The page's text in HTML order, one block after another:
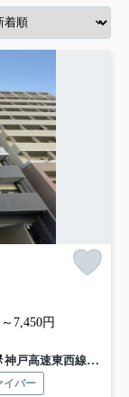
7,450円
神戸高速東西線「新開地」駅 徒歩3分
イバー